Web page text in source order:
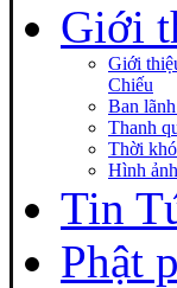
Giới
Giới
Chiếu
Ban
Thanh
Thời
Hình
Tin
Phật